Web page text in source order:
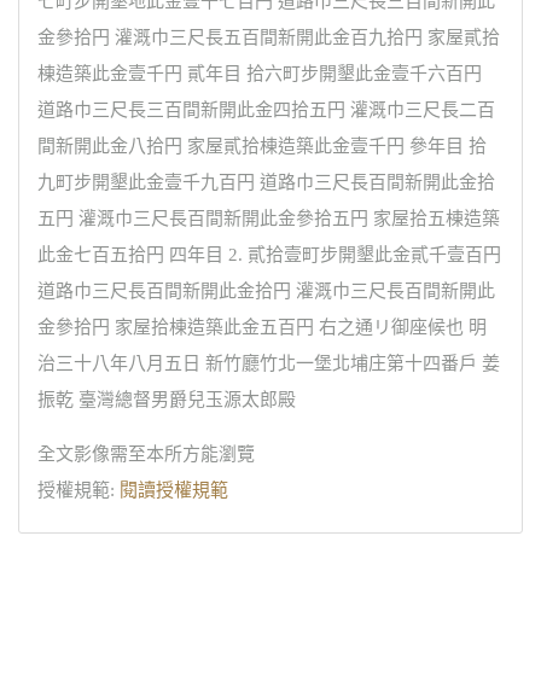
金參拾円 灌溉巾三尺長五百間新開此金百九拾円 家屋貳拾
棟造築此金壹千円 貳年目 拾六町步開墾此金壹千六百円
道路巾三尺長三百間新開此金四拾五円 灌溉巾三尺長二百
間新開此金八拾円 家屋貳拾棟造築此金壹千円 參年目 拾
九町步開墾此金壹千九百円 道路巾三尺長百間新開此金拾
五円 灌溉巾三尺長百間新開此金參拾五円 家屋拾五棟造築
此金七百五拾円 四年目 2. 貳拾壹町步開墾此金貳千壹百円
道路巾三尺長百間新開此金拾円 灌溉巾三尺長百間新開此
金參拾円 家屋拾棟造築此金五百円 右之通リ御座候也 明
治三十八年八月五日 新竹廳竹北一堡北埔庄第十四番戶 姜
振乾 臺灣總督男爵兒玉源太郎殿
全文影像需至本所方能瀏覽
授權規範: 閱讀授權規範